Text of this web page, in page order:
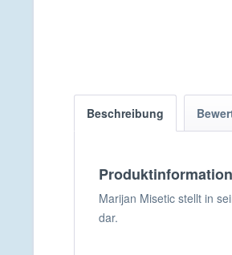
Beschreibung
Marijan Misetic stellt in
dar.